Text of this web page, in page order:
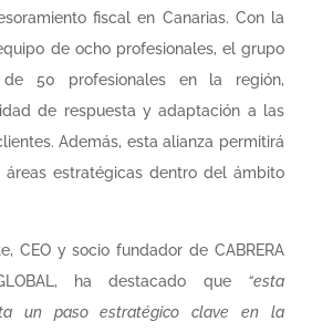
fiscal en Canarias. Con la
de ocho profesionales, el grupo
50 profesionales en la región,
de respuesta y adaptación a las
Además, esta alianza permitirá
estratégicas dentro del ámbito
CEO y socio fundador de CABRERA
ha destacado que “esta
un paso estratégico clave en la